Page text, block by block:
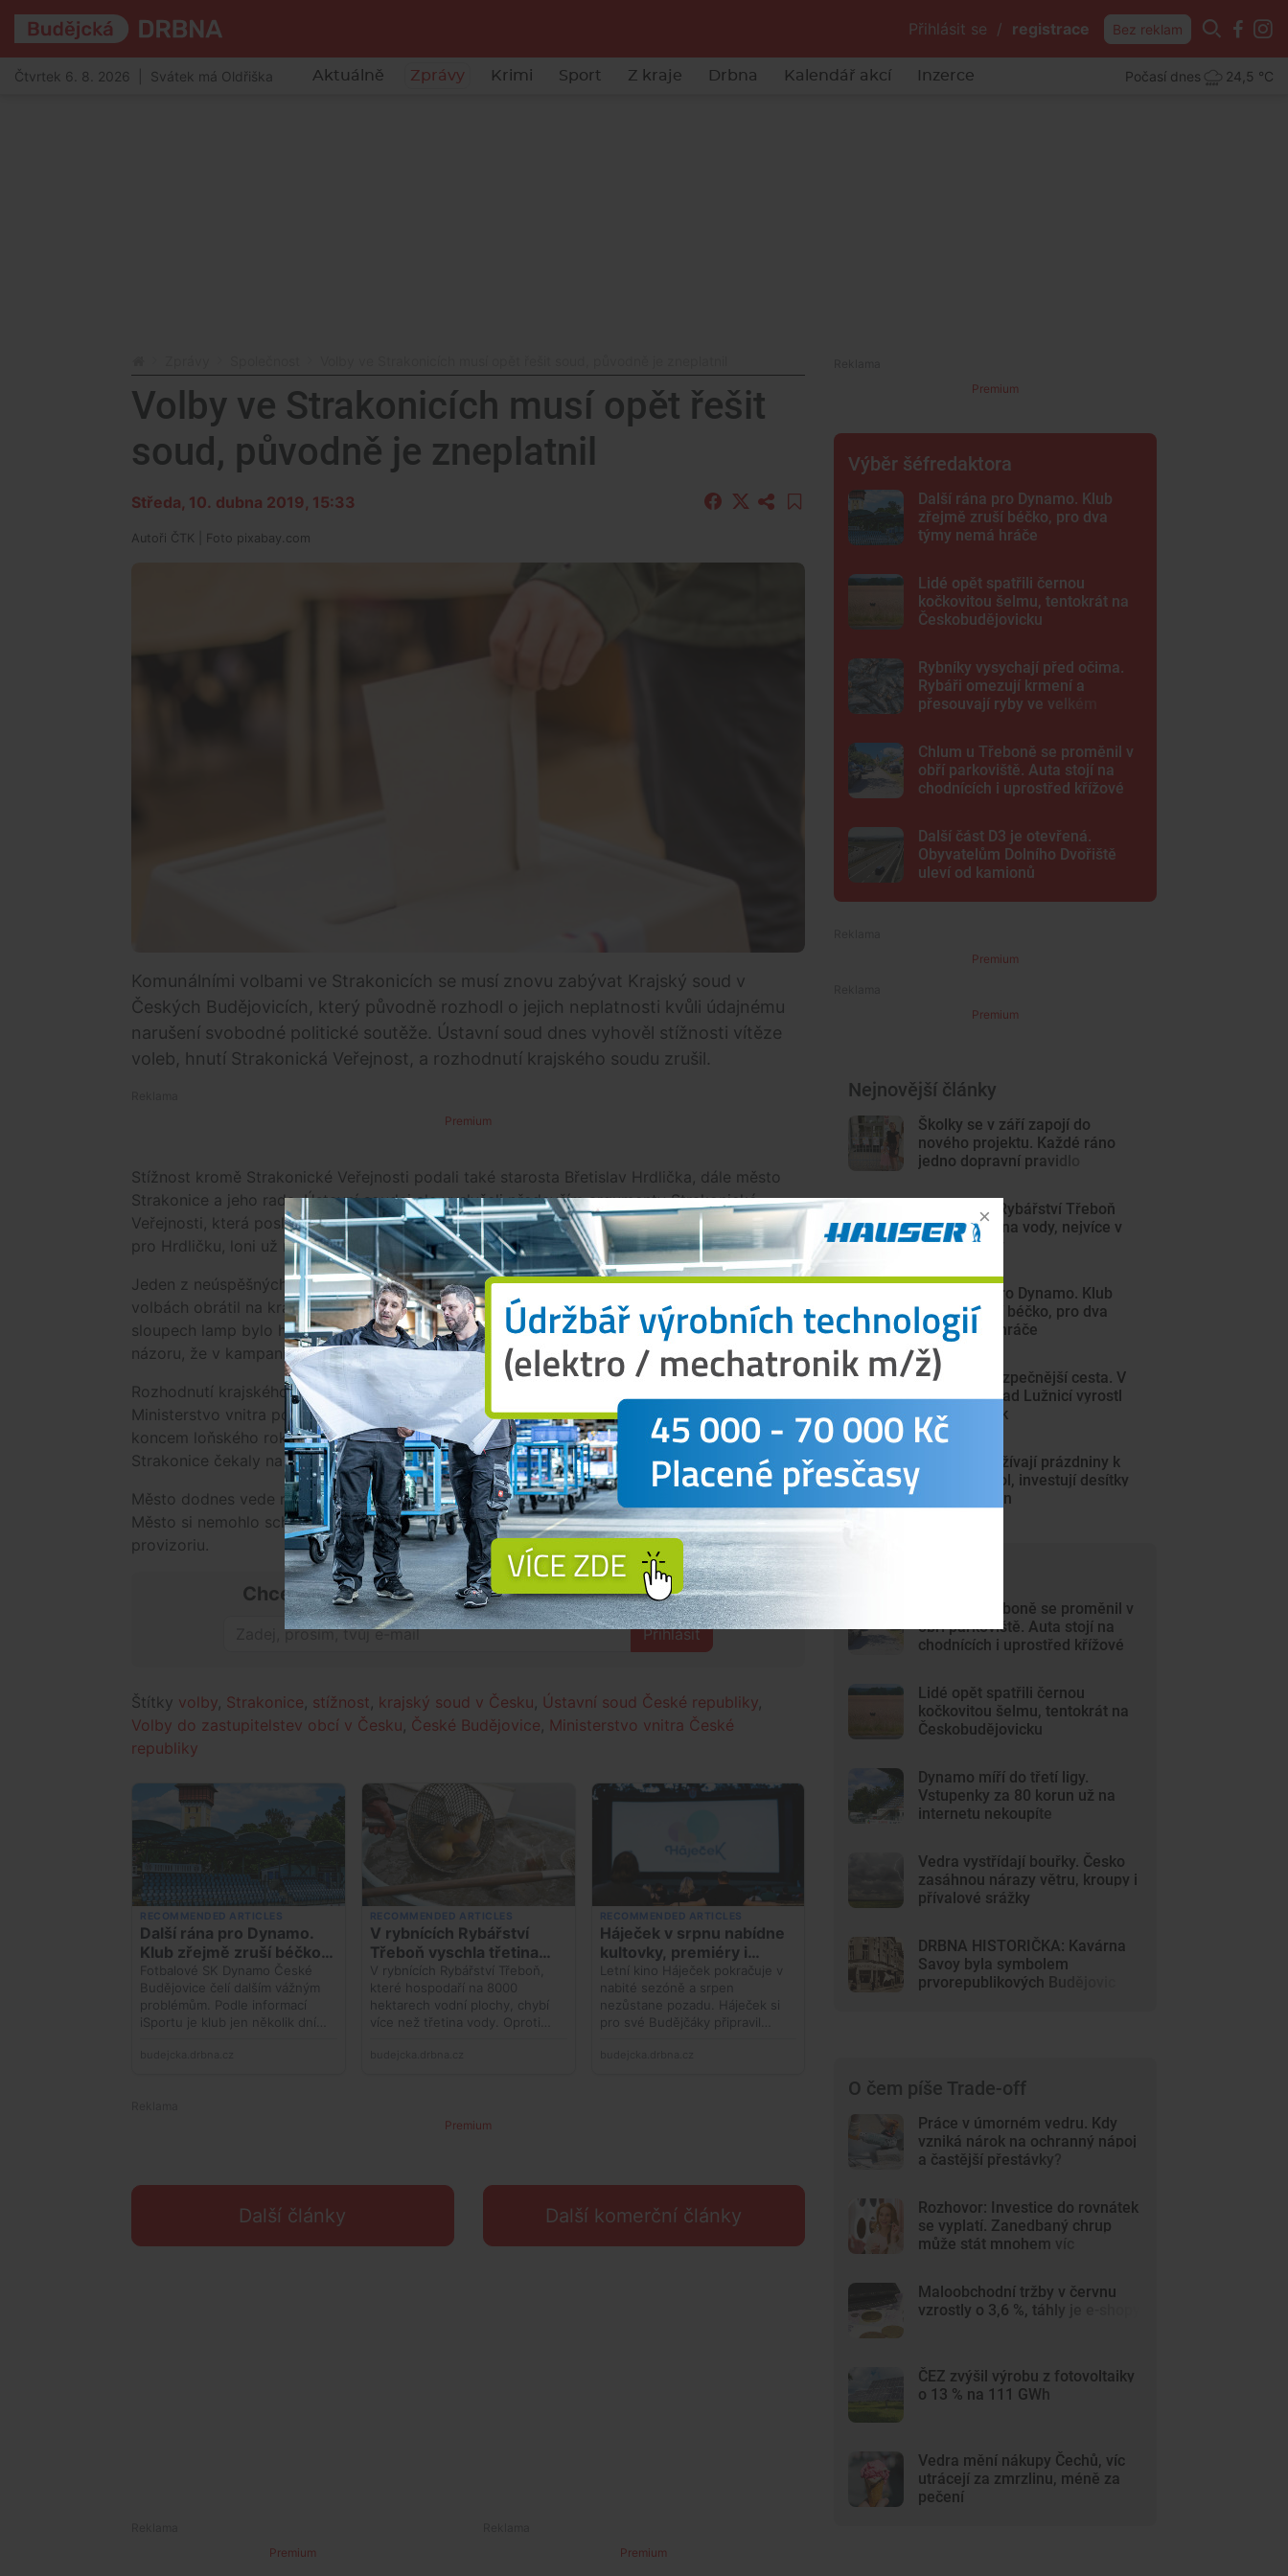
Přihlásit se / registrace Bez reklam
Čtvrtek 6. 8. 2026 | Svátek má Oldřiška Aktuálně Zprávy Krimi Sport Z kraje Drbna Kalendář akcí Inzerce Počasí dnes 24,5 °C
Volby ve Strakonicích musí opět řešit
soud, původně je zneplatnil
Středa, 10. dubna 2019, 15:33
Autoři ČTK | Foto pixabay.com
Komunálními volbami ve Strakonicích se musí znovu zabývat Krajský soud v
Českých Budějovicích, který původně rozhodl o jejich neplatnosti kvůli údajnému
narušení svobodné politické soutěže. Ústavní soud dnes vyhověl stížnosti vítěze
voleb, hnutí Strakonická Veřejnost, a rozhodnutí krajského soudu zrušil.
Premium
Stížnost kromě Strakonické Veřejnosti podali také starosta Břetislav Hrdlička, dále město
Strakonice a jeho rada. Ústavní soudci ale vyslyšeli především argumenty Strakonické
Veřejnosti, která poslední volby ovládla. V roce 2014 získala 28,9 procenta a místo starosty
pro Hrdličku, loni už měla 51,2 procenta a obsadila 16 z 21 křesel v zastupitelstvu.
Jeden z neúspěšných kandidátů Karel Jánský (Změna pro Strakonice) se ale po komunálních
volbách obrátil na krajský soud. Tvrdil, že v radničním zpravodaji, na výlepových plochách i
sloupech lamp bylo hnutí Strakonická Veřejnost zvýhodněno. Krajský soud pak dospěl k
názoru, že v kampani skutečně byla potlačena svobodná soutěž politických subjektů.
Rozhodnutí krajského soudu znamenalo pro Strakonice nutnost volby zopakovat.
Ministerstvo vnitra počítalo s termínem letos v březnu, nicméně Ústavní soud ještě před
koncem loňského roku přiznal podané stížnosti odkladný účinek. Místo opakování voleb tak
Strakonice čekaly na dnešní nález Ústavního soudu.
Město dodnes vede rada z minulého volebního období, ovšem s omezenými pravomocemi.
Město si nemohlo schválit rozpočet na tento rok, zatím hospodaří v rozpočtovém
provizoriu.
Chceš mít přehled o tom, co se děje kolem tebe?
Přihlásit
Štítky volby Strakonice stížnost krajský soud v Česku Ústavní soud České republiky
Volby do zastupitelstev obcí v Česku České Budějovice Ministerstvo vnitra České
republiky
Premium
Další články Další komerční články
Premium
Výběr šéfredaktora
Další rána pro Dynamo. Klub
zřejmě zruší béčko, pro dva
týmy nemá hráče
Lidé opět spatřili černou
kočkovitou šelmu, tentokrát na
Českobudějovicku
Rybníky vysychají před očima.
Rybáři omezují krmení a
přesouvají ryby ve velkém
Chlum u Třeboně se proměnil v
obří parkoviště. Auta stojí na
chodnících i uprostřed křížové
Další část D3 je otevřená.
Obyvatelům Dolního Dvořiště
uleví od kamionů
Premium
Premium
Nejnovější články
Školky se v září zapojí do
nového projektu. Každé ráno
jedno dopravní pravidlo
V rybnících Rybářství Třeboň
vyschla třetina vody, nejvíce v
historii firmy
Další rána pro Dynamo. Klub
zřejmě zruší béčko, pro dva
týmy nemá hráče
Děti čeká bezpečnější cesta. V
Kolodějích nad Lužnicí vyrostl
nový chodník
Budějce využívají prázdniny k
opravám škol, investují desítky
milionů korun
Chlum u Třeboně se proměnil v
obří parkoviště. Auta stojí na
chodnících i uprostřed křížové
Lidé opět spatřili černou
kočkovitou šelmu, tentokrát na
Českobudějovicku
Dynamo míří do třetí ligy.
Vstupenky za 80 korun už na
internetu nekoupíte
Vedra vystřídají bouřky. Česko
zasáhnou nárazy větru, kroupy i
přívalové srážky
DRBNA HISTORIČKA: Kavárna
Savoy byla symbolem
prvorepublikových Budějovic
O čem píše Trade-off
Práce v úmorném vedru. Kdy
vzniká nárok na ochranný nápoj
a častější přestávky?
Rozhovor: Investice do rovnátek
se vyplatí. Zanedbaný chrup
může stát mnohem víc
Maloobchodní tržby v červnu
vzrostly o 3,6 %, táhly je e-shopy
ČEZ zvýšil výrobu z fotovoltaiky
o 13 % na 111 GWh
Vedra mění nákupy Čechů, víc
utrácejí za zmrzlinu, méně za
pečení
Premium Premium